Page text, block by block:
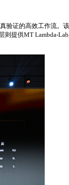
证的高效工作流
提供MT Lambda-